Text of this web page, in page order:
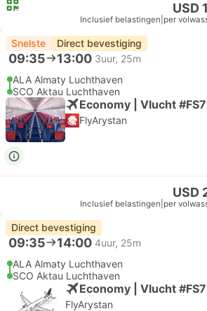
USD
Inclusief belastingen per
Snelste Direct bevestiging
09:35 13:00 3uur, 25m
ALA Almaty Luchthaven
SCO Aktau Luchthaven
Economy | Vlucht
FlyArystan
USD
Inclusief belastingen per
Direct bevestiging
09:35 14:00 4uur, 25m
ALA Almaty Luchthaven
SCO Aktau Luchthaven
Economy | Vlucht
FlyArystan